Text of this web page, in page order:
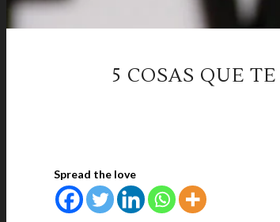
5 COSAS QUE
Spread the love